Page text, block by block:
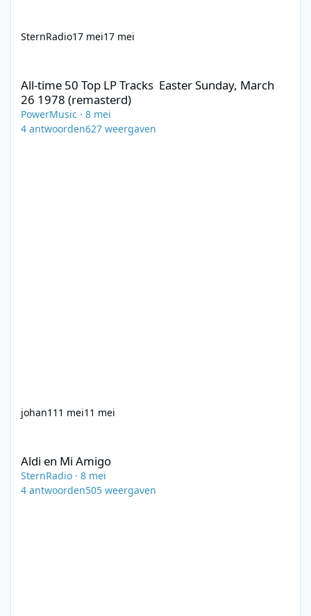
SternRadio17 mei17 mei
All-time 50 Top LP Tracks Easter Sunday, March
26 1978 (remasterd)
PowerMusic · 8 mei
4 antwoorden627 weergaven
johan1 11 mei11 mei
Aldi en Mi Amigo
SternRadio · 8 mei
4 antwoorden505 weergaven